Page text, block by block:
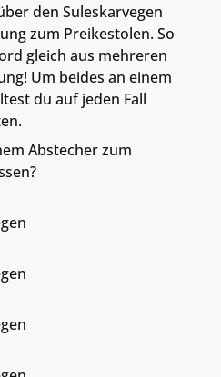
den Suleskarvegen
zum Preikestolen. So
gleich aus mehreren
Um beides an einem
du auf jeden Fall
Abstecher zum